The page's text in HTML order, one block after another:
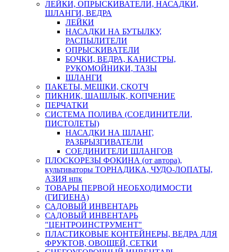
ЛЕЙКИ, ОПРЫСКИВАТЕЛИ, НАСАДКИ,
ШЛАНГИ, ВЕДРА
ЛЕЙКИ
НАСАДКИ НА БУТЫЛКУ,
РАСПЫЛИТЕЛИ
ОПРЫСКИВАТЕЛИ
БОЧКИ, ВЕДРА, КАНИСТРЫ,
РУКОМОЙНИКИ, ТАЗЫ
ШЛАНГИ
ПАКЕТЫ, МЕШКИ, СКОТЧ
ПИКНИК, ШАШЛЫК, КОПЧЕНИЕ
ПЕРЧАТКИ
СИСТЕМА ПОЛИВА (СОЕДИНИТЕЛИ,
ПИСТОЛЕТЫ)
НАСАДКИ НА ШЛАНГ,
РАЗБРЫЗГИВАТЕЛИ
СОЕДИНИТЕЛИ ШЛАНГОВ
ПЛОСКОРЕЗЫ ФОКИНА (от автора),
культиваторы ТОРНАДИКА, ЧУДО-ЛОПАТЫ,
АЗИЯ нпк
ТОВАРЫ ПЕРВОЙ НЕОБХОДИМОСТИ
(ГИГИЕНА)
САДОВЫЙ ИНВЕНТАРЬ
САДОВЫЙ ИНВЕНТАРЬ
"ЦЕНТРОИНСТРУМЕНТ"
ПЛАСТИКОВЫЕ КОНТЕЙНЕРЫ, ВЕДРА ДЛЯ
ФРУКТОВ, ОВОЩЕЙ, СЕТКИ